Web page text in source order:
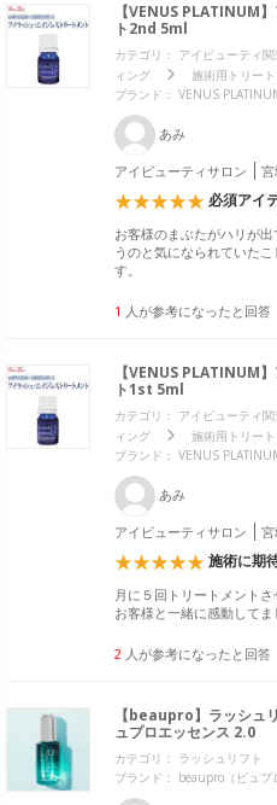
【VENUS PLATINUM
ト2nd 5ml
カテゴリ： アイビューティ
ィング
施術用トリー
ブランド： VENUS
あみ
アイビューティサロン
必須アイ
お客様のまぶたがハリが
うのと気になられていた
す。
1 人が参考になったと回答
【VENUS PLATINUM
ト1st 5ml
カテゴリ： アイビューティ
ィング
施術用トリー
ブランド： VENUS
あみ
アイビューティサロン
施術に期
月に５回トリートメント
お客様と一緒に感動してま
2 人が参考になったと回答
【beaupro】ラッシュ
ュプロエッセンス 2.0
カテゴリ： ラッシュリフト
ブランド： beaupro（ビュプ